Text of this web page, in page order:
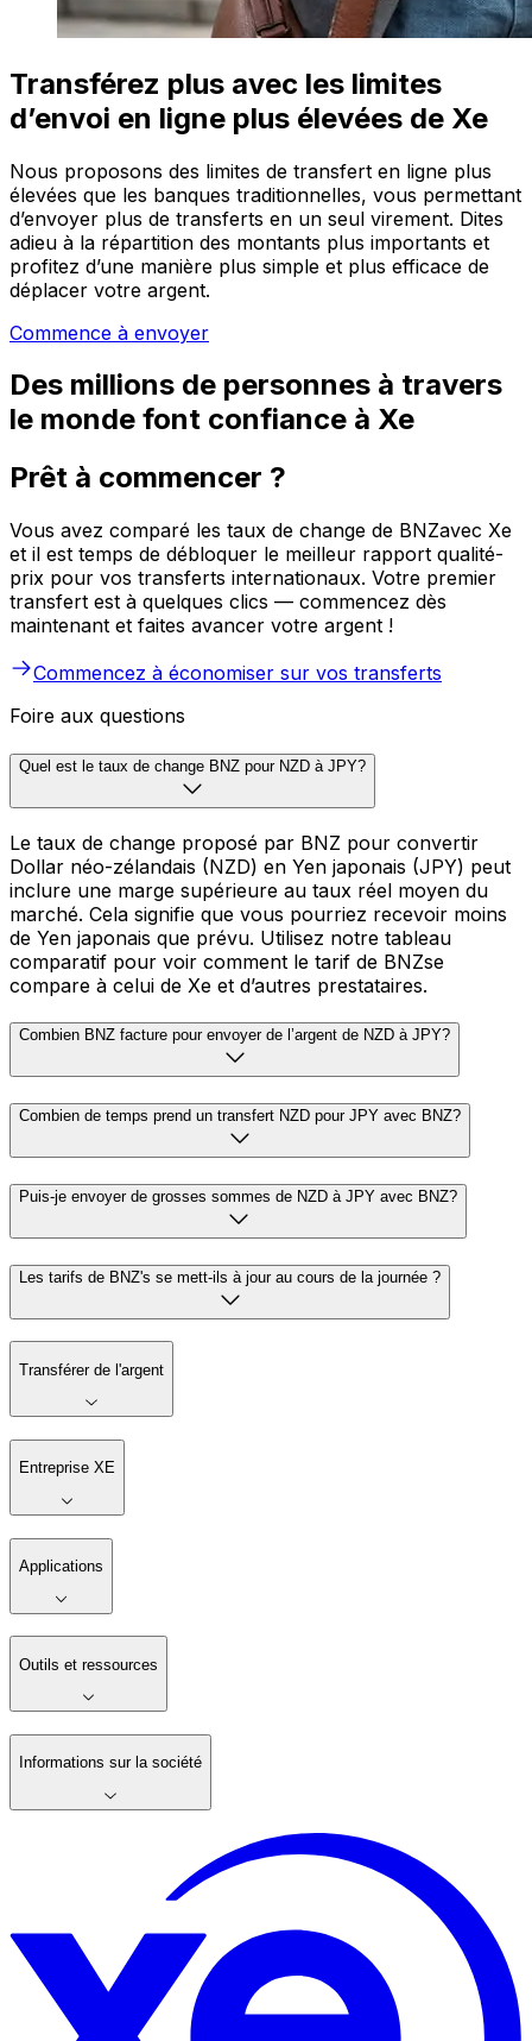
Transférez plus avec les limites
d’envoi en ligne plus élevées de Xe
Nous proposons des limites de transfert en ligne plus
élevées que les banques traditionnelles, vous permettant
d’envoyer plus de transferts en un seul virement. Dites
adieu à la répartition des montants plus importants et
profitez d’une manière plus simple et plus efficace de
déplacer votre argent.
Commence à envoyer
Des millions de personnes à travers
le monde font confiance à Xe
Prêt à commencer ?
Vous avez comparé les taux de change de BNZavec Xe
et il est temps de débloquer le meilleur rapport qualité-
prix pour vos transferts internationaux. Votre premier
transfert est à quelques clics — commencez dès
maintenant et faites avancer votre argent !
Commencez à économiser sur vos transferts
Foire aux questions
Quel est le taux de change BNZ pour NZD à JPY?
Le taux de change proposé par BNZ pour convertir
Dollar néo-zélandais (NZD) en Yen japonais (JPY) peut
inclure une marge supérieure au taux réel moyen du
marché. Cela signifie que vous pourriez recevoir moins
de Yen japonais que prévu. Utilisez notre tableau
comparatif pour voir comment le tarif de BNZse
compare à celui de Xe et d’autres prestataires.
Combien BNZ facture pour envoyer de l’argent de NZD à JPY?
Combien de temps prend un transfert NZD pour JPY avec BNZ?
Puis-je envoyer de grosses sommes de NZD à JPY avec BNZ?
Les tarifs de BNZ's se mett-ils à jour au cours de la journée ?
Transférer de l'argent
Entreprise XE
Applications
Outils et ressources
Informations sur la société